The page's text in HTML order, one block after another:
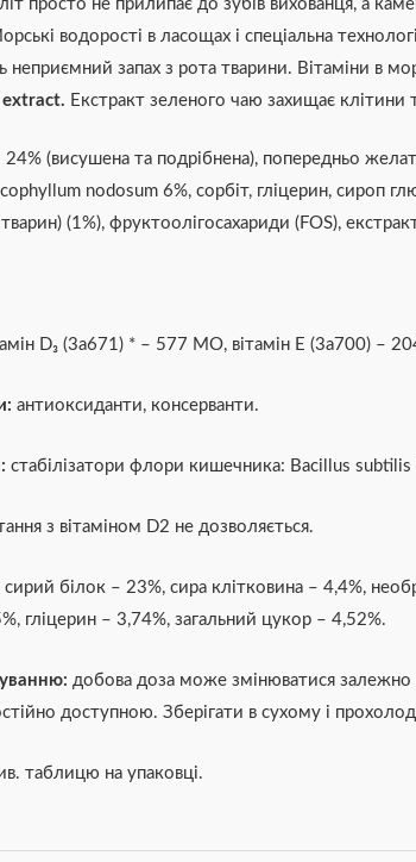
просто не прилипає до зубів вихованця, а
водорості в ласощах і спеціальна
запах з рота тварини. Вітаміни в
Екстракт зеленого чаю захищає клітини
24% (висушена та подрібнена), попередньо
nodosum 6%, сорбіт, гліцерин, сироп
тварин) (1%), фруктоолігосахариди (FOS),
D₃ (3a671) * – 577 МО, вітамін Е (3a700) –
антиоксиданти, консерванти.
стабілізатори флори кишечника: Bacillus
з вітаміном D2 не дозволяється.
сирий білок – 23%, сира клітковина – 4,4%,
гліцерин – 3,74%, загальний цукор – 4,52%.
добова доза може змінюватися залежно
доступною. Зберігати в сухому і
таблицю на упаковці.